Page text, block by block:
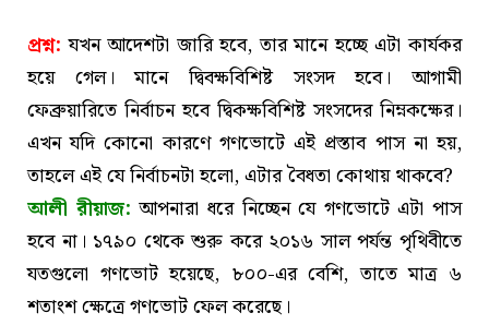
প্রশ্ন:যখন আদেশটা জারি হবে, তার মানে হচ্ছে এটা কার্যকর
হয়ে গেল। মানে দ্বিবক্ষবিশিষ্ট সংসদ হবে। আগামী
ফেব্রুয়ারিতে নির্বাচন হবে দ্বিকক্ষবিশিষ্ট সংসদের নিম্নকক্ষের।
এখন যদি কোনো কারণে গণভোটে এই প্রস্তাব পাস না হয়,
তাহলে এই যে নির্বাচনটা হলো, এটার বৈধতা কোথায় থাকবে?
আলী রীয়াজ: আপনারা ধরে নিচ্ছেন যে গণভোটে এটা পাস
হবে না। ১৭৯০ থেকে শুরু করে ২০১৬ সাল পর্যন্ত পৃথিবীতে
যতগুলো গণভোট হয়েছে, ৮০০-এর বেশি, তাতে মাত্র ৬
শতাংশ ক্ষেত্রে গণভোট ফেল করেছে।